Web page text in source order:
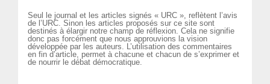
Seul le journal et les articles signés « URC », reflètent l’avis
de l’URC. Sinon les articles proposés sur ce site sont
destinés à élargir notre champ de réflexion. Cela ne signifie
donc pas forcément que nous approuvions la vision
développée par les auteurs. L’utilisation des commentaires
en fin d’article, permet à chacune et chacun de s’exprimer et
de nourrir le débat démocratique.